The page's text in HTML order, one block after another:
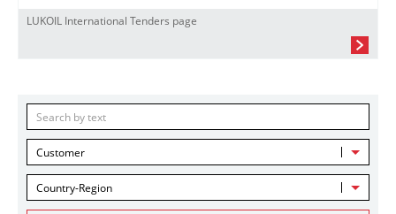
LUKOIL International Tenders page
Customer
Country-Region